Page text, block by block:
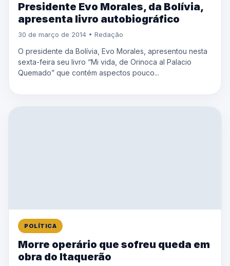
Presidente Evo Morales, da Bolívia,
apresenta livro autobiográfico
30 de março de 2014 • Redação
O presidente da Bolívia, Evo Morales, apresentou nesta
sexta-feira seu livro “Mi vida, de Orinoca al Palacio
Quemado” que contém aspectos pouco...
POLÍTICA
Morre operário que sofreu queda em
obra do Itaquerão